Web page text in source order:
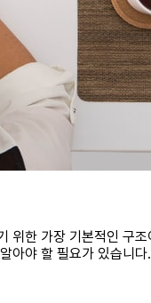
한 가장 기본적인 구
아야 할 필요가 있습니다.